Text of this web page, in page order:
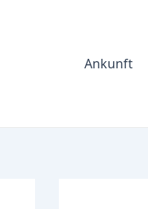
Ankunft